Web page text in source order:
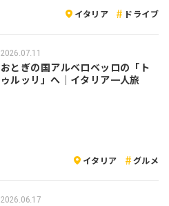
イタリア ドライブ
2026.07.11
おとぎの国アルベロベッロの「ト
ゥルッリ」へ｜イタリア一人旅
イタリア グルメ
2026.06.17